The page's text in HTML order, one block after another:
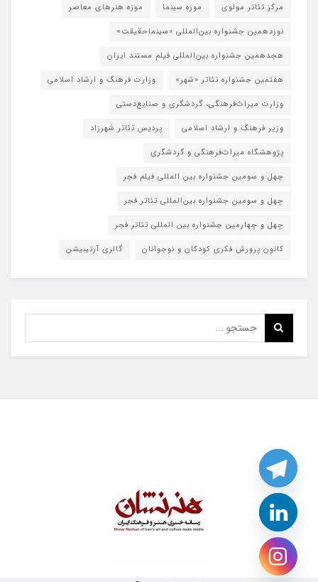
مرکز تئاتر مولوی
موزه سینما
موزه هنرهای معاصر
نوزدهمین جشنواره بین‌المللی «سینماحقیقت»
هجدهمین جشنواره بین‌المللی فیلم مستند ایران
هفتمین جشنواره تئاتر «شهر»
وزارت فرهنگ و ارشاد اسلامی
وزارت میراث‌فرهنگی، گردشگری و صنایع‌دستی
وزیر فرهنگ و ارشاد اسلامی
پردیس تئاتر شهرزاد
پژوهشگاه میراث‌فرهنگی و گردشگری
چهل و سومین جشنواره بین المللی فیلم فجر
چهل و سومین جشنواره بین‌المللی تئاتر فجر
چهل و چهارمین جشنواره بین المللی تئاتر فجر
کانون پرورش فکری کودکان و نوجوانان
گالری آرتیبیشن